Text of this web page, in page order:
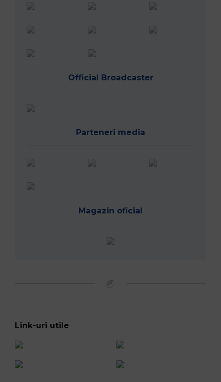
Official Broadcaster
Parteneri media
Magazin oficial
Link-uri utile